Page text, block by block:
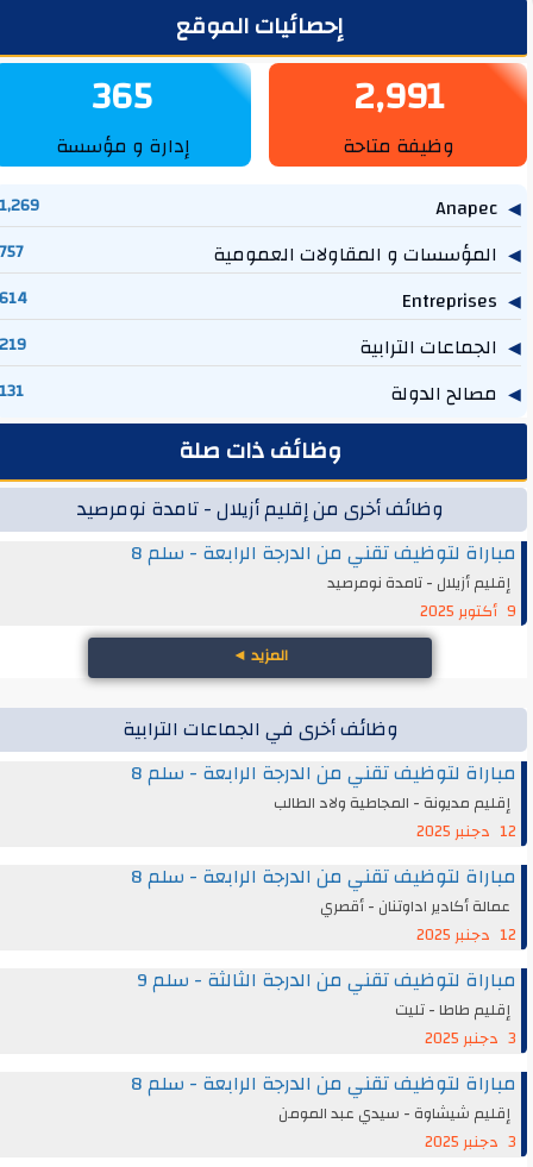
إحصائيات الموقع
2,991
وظيفة متاحة
365
إدارة و مؤسسة
Anapec
1,269
المؤسسات و المقاولات العمومية 757
Entreprises
614
الجماعات الترابية 219
مصالح الدولة 131
وظائف ذات صلة
وظائف أخرى من إقليم أزيلال - تامدة نومرصيد
مباراة لتوظيف تقني من الدرجة الرابعة - سلم 8
إقليم أزيلال - تامدة نومرصيد
المزيد◄
وظائف أخرى في الجماعات الترابية
مباراة لتوظيف تقني من الدرجة الرابعة - سلم 8
إقليم مديونة - المجاطية ولاد الطالب
12 دجنبر 2025
مباراة لتوظيف تقني من الدرجة الرابعة - سلم 8
عمالة أكادير اداوتنان - أقصري
12 دجنبر 2025
مباراة لتوظيف تقني من الدرجة الثالثة - سلم 9
إقليم طاطا - تليت
مباراة لتوظيف تقني من الدرجة الرابعة - سلم 8
إقليم شيشاوة - سيدي عبد المومن